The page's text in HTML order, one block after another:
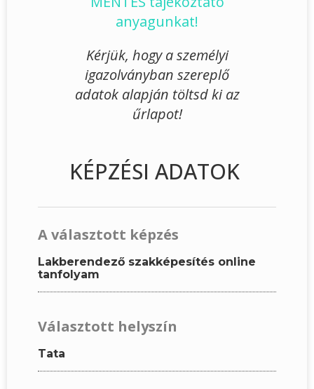
anyagunkat!
Kérjük, hogy a személyi
igazolványban szereplő
adatok alapján töltsd ki az
űrlapot!
KÉPZÉSI ADATOK
A választott képzés
Lakberendező szakképesítés online
tanfolyam
Választott helyszín
Tata